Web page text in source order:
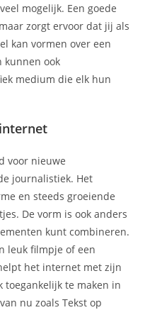
mogelijk. Een goede
zorgt ervoor dat jij als
kan vormen over een
kunnen ook
medium die elk hun
voor nieuwe
journalistiek. Het
en steeds groeiende
De vorm is ook anders
kunt combineren.
leuk filmpje of een
het internet met zijn
te maken in
nu zoals Tekst op